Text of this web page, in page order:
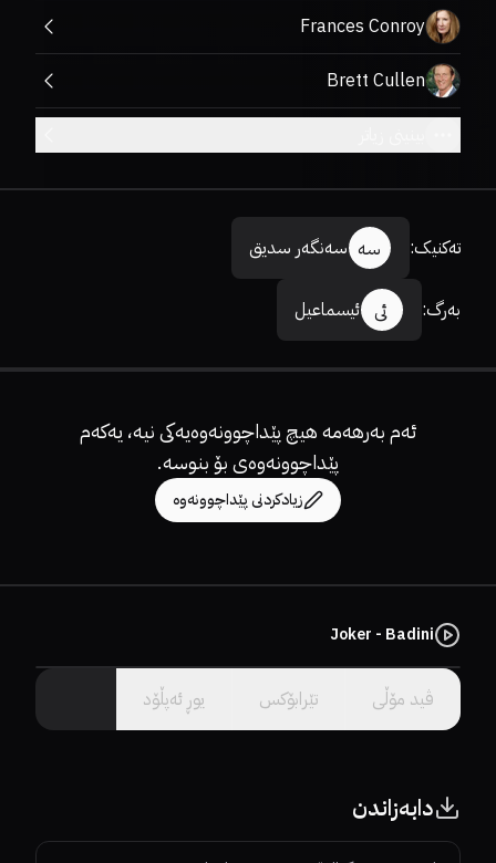
Frances Conroy
Brett Cullen
تەکنیک: سە سەنگەر سدیق
بەرگ: ئی ئیسماعیل
ئەم بەرهەمە هیچ پێداچوونەوەیەکی نیە، یەکەم
پێداچوونەوەی بۆ بنوسە.
زیادکردنی پێداچوونەوە
Joker - Badini
ڤید مۆڵى تێرابۆکس یوڕ ئەپڵۆد
سێرڤەرێک هەڵبژێرە.
دابەزاندن